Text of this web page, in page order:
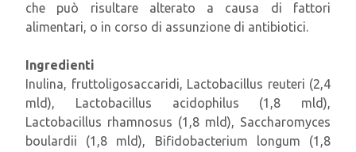
che può risultare alterato a causa di fattori
alimentari, o in corso di assunzione di antibiotici.
Ingredienti
Inulina, fruttoligosaccaridi, Lactobacillus reuteri (2,4
mld), Lactobacillus acidophilus (1,8 mld),
Lactobacillus rhamnosus (1,8 mld), Saccharomyces
boulardii (1,8 mld), Bifidobacterium longum (1,8